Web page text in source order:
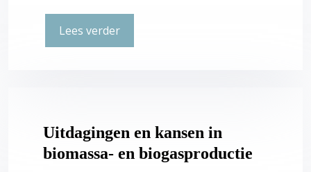
Lees verder
Uitdagingen en kansen in
biomassa- en biogasproductie